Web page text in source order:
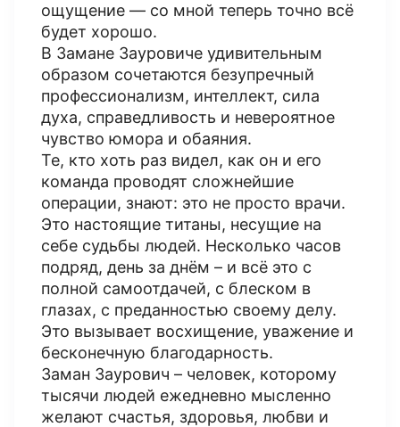
ощущение — со мной теперь точно всё
будет хорошо.
В Замане Зауровиче удивительным
образом сочетаются безупречный
профессионализм, интеллект, сила
духа, справедливость и невероятное
чувство юмора и обаяния.
Те, кто хоть раз видел, как он и его
команда проводят сложнейшие
операции, знают: это не просто врачи.
Это настоящие титаны, несущие на
себе судьбы людей. Несколько часов
подряд, день за днём – и всё это с
полной самоотдачей, с блеском в
глазах, с преданностью своему делу.
Это вызывает восхищение, уважение и
бесконечную благодарность.
Заман Заурович – человек, которому
тысячи людей ежедневно мысленно
желают счастья, здоровья, любви и